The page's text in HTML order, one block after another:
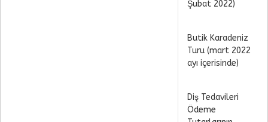
Şubat 2022)
Butik Karadeniz
Turu (mart 2022
ayı içerisinde)
Diş Tedavileri
Ödeme